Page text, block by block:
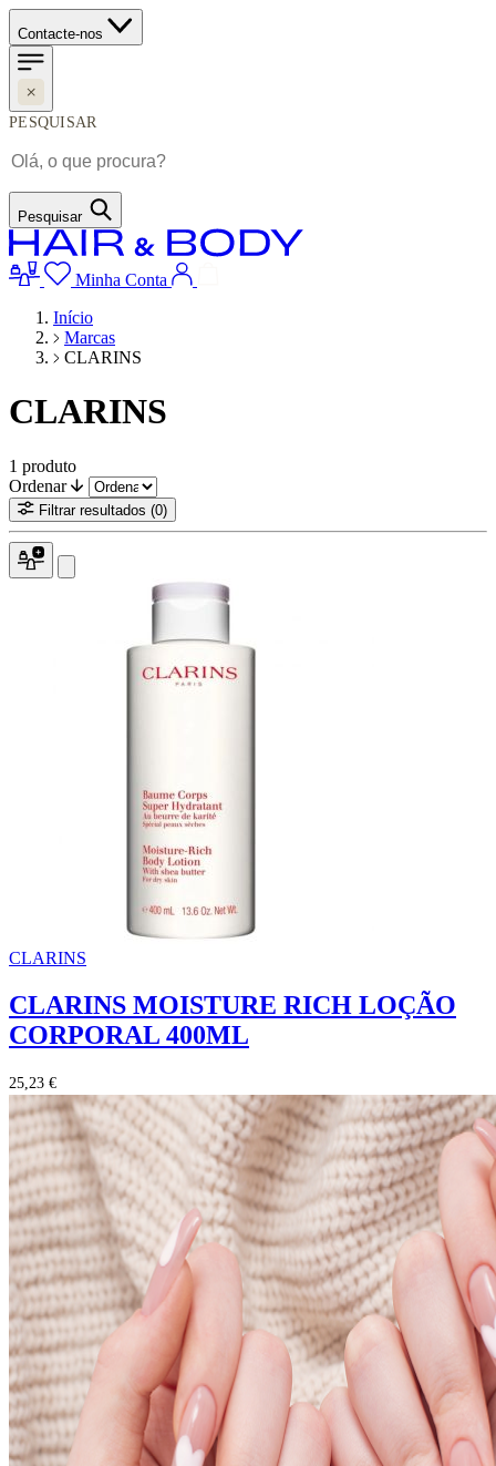
Contacte-nos
PESQUISAR
Pesquisar
Minha Conta
Início
Marcas
CLARINS
CLARINS
1 produto
Ordenar
Filtrar resultados (0)
CLARINS
CLARINS MOISTURE RICH LOÇÃO
CORPORAL 400ML
25,23 €